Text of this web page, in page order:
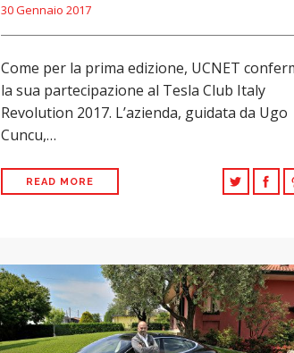
30 Gennaio 2017
Come per la prima edizione, UCNET
la sua partecipazione al Tesla Club Italy
Revolution 2017. L’azienda, guidata da Ugo
Cuncu,…
READ MORE